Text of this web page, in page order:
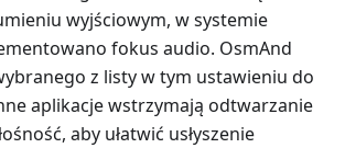
wyjściowym, w systemie
fokus audio. OsmAnd
z listy w tym ustawieniu do
aplikacje wstrzymają odtwarzanie
aby ułatwić usłyszenie